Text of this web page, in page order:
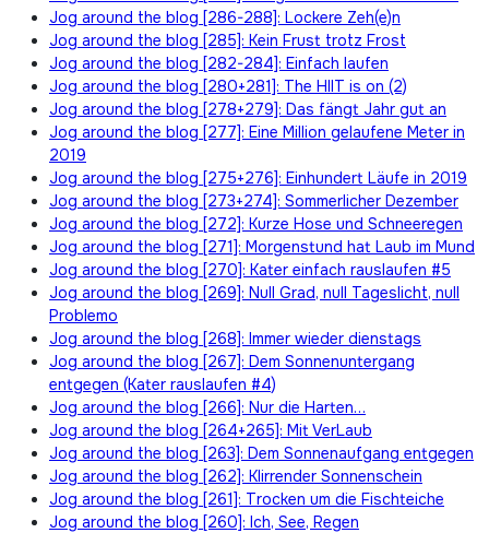
Jog around the blog [286-288]: Lockere Zeh(e)n
Jog around the blog [285]: Kein Frust trotz Frost
Jog around the blog [282-284]: Einfach laufen
Jog around the blog [280+281]: The HIIT is on (2)
Jog around the blog [278+279]: Das fängt Jahr gut an
Jog around the blog [277]: Eine Million gelaufene Meter in
2019
Jog around the blog [275+276]: Einhundert Läufe in 2019
Jog around the blog [273+274]: Sommerlicher Dezember
Jog around the blog [272]: Kurze Hose und Schneeregen
Jog around the blog [271]: Morgenstund hat Laub im Mund
Jog around the blog [270]: Kater einfach rauslaufen #5
Jog around the blog [269]: Null Grad, null Tageslicht, null
Problemo
Jog around the blog [268]: Immer wieder dienstags
Jog around the blog [267]: Dem Sonnenuntergang
entgegen (Kater rauslaufen #4)
Jog around the blog [266]: Nur die Harten…
Jog around the blog [264+265]: Mit VerLaub
Jog around the blog [263]: Dem Sonnenaufgang entgegen
Jog around the blog [262]: Klirrender Sonnenschein
Jog around the blog [261]: Trocken um die Fischteiche
Jog around the blog [260]: Ich, See, Regen